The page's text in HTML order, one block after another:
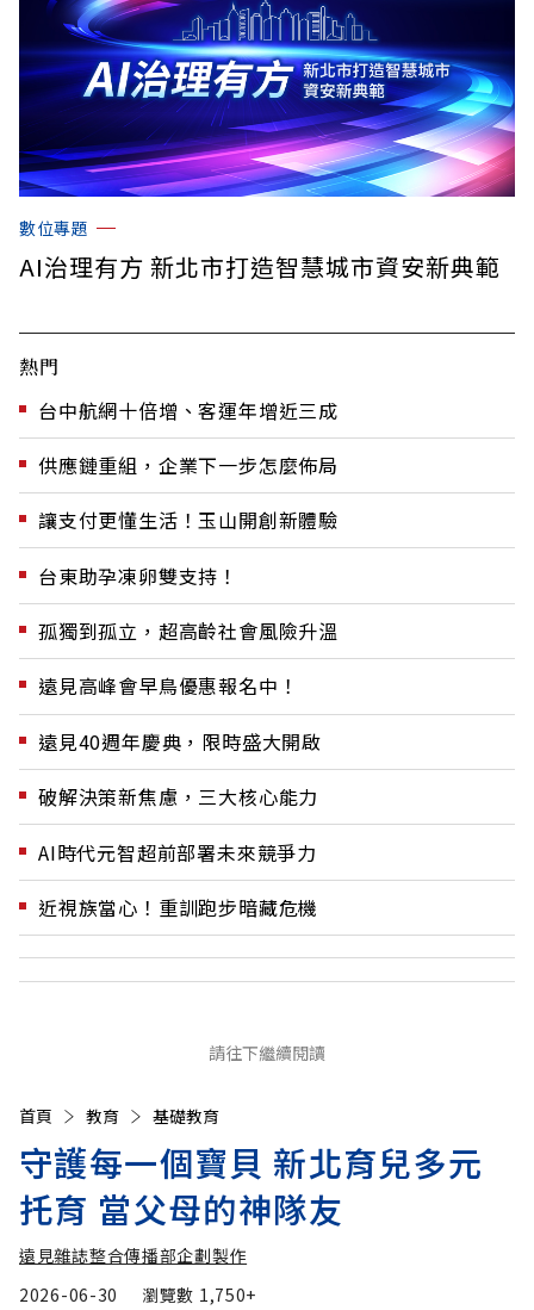
數位專題
AI治理有方 新北市打造智慧城市資安新典範
熱門
台中航網十倍增、客運年增近三成
供應鏈重組，企業下一步怎麼佈局
讓支付更懂生活！玉山開創新體驗
台東助孕凍卵雙支持！
孤獨到孤立，超高齡社會風險升溫
遠見高峰會早鳥優惠報名中！
遠見40週年慶典，限時盛大開啟
破解決策新焦慮，三大核心能力
AI時代元智超前部署未來競爭力
近視族當心！重訓跑步暗藏危機
請往下繼續閱讀
首頁 教育 基礎教育
守護每一個寶貝 新北育兒多元
托育 當父母的神隊友
遠見雜誌整合傳播部企劃製作
2026-06-30
瀏覽數 1,750+